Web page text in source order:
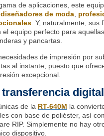
de aplicaciones, este
diseñadores de moda
. Y, naturalmente,
equipo perfecto para
y pancartas.
de impresión por
al instante, puesto que
excepcional.
digital
de la RT-640M la
con base de poliéster, así
RIP. Simplemente no hay
dispositivo.